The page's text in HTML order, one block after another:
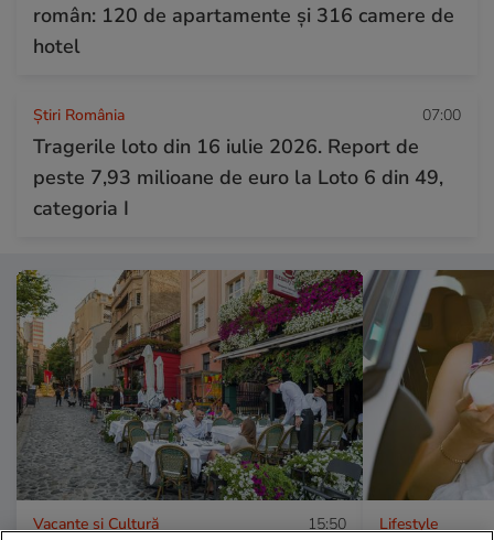
român: 120 de apartamente și 316 camere de
hotel
Știri România 07:00
Tragerile loto din 16 iulie 2026. Report de
peste 7,93 milioane de euro la Loto 6 din 49,
categoria I
Vacanțe și Cultură 15:50 Lifestyle